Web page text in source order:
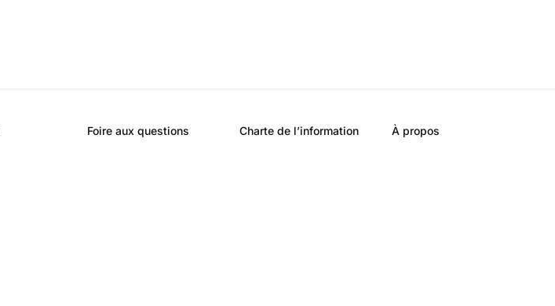
Foire aux questions Charte de l’information À propos